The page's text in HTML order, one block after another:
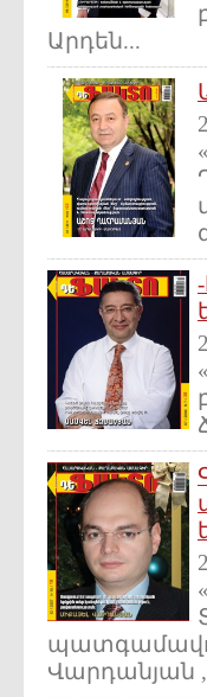
Արդեն...
Վարդանյան